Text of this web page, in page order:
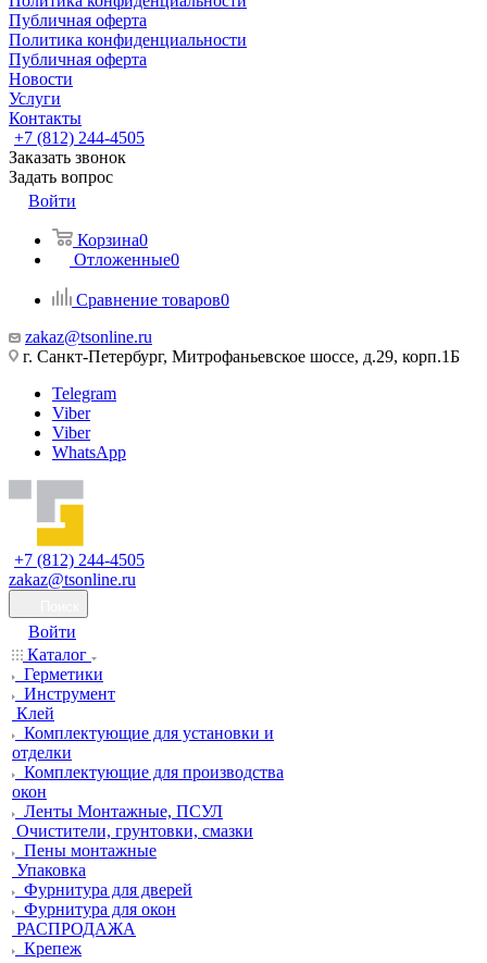
Публичная оферта
Политика конфиденциальности
Публичная оферта
Новости
Услуги
Контакты
+7 (812) 244-4505
Заказать звонок
Задать вопрос
Войти
Корзина0
Отложенные0
Сравнение товаров0
zakaz@tsonline.ru
г. Санкт-Петербург, Митрофаньевское шоссе, д.29, корп.1Б
Telegram
Viber
Viber
WhatsApp
+7 (812) 244-4505
zakaz@tsonline.ru
Войти
Каталог
Герметики
Инструмент
Клей
Комплектующие для установки и
отделки
Комплектующие для производства
окон
Ленты Монтажные, ПСУЛ
Очистители, грунтовки, смазки
Пены монтажные
Упаковка
Фурнитура для дверей
Фурнитура для окон
РАСПРОДАЖА
Крепеж